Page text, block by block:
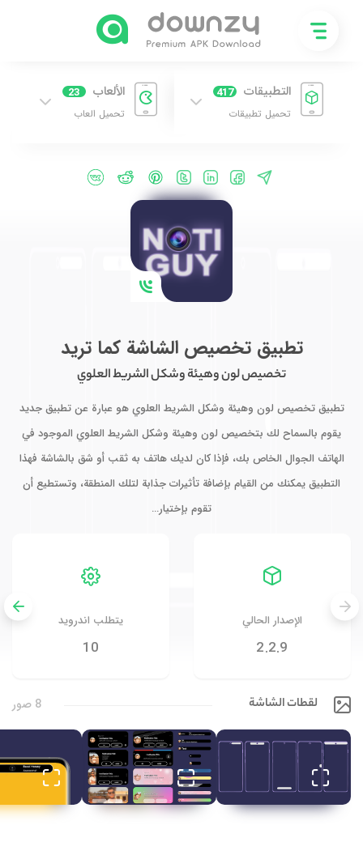
التطبيقات 417
تحميل تطبيقات
الألعاب 23
تحميل العاب
تطبيق تخصيص الشاشة كما تريد
تخصيص لون وهيئة وشكل الشريط العلوي
تطبيق تخصيص لون وهيئة وشكل الشريط العلوي هو عبارة عن تطبيق جديد
يقوم بالسماح لك بتخصيص لون وهيئة وشكل الشريط العلوي الموجود في
الهاتف الجوال الخاص بك، فإذا كان لديك هاتف به ثقب أو شق بالشاشة فهذا
التطبيق يمكنك من القيام بإضافة تأثيرات جذابة لتلك المنطقة، وتستطيع أن
تقوم بإختيار…
الإصدار الحالي
2.2.9
يتطلب اندرويد
10
لقطات الشاشة 8 صور